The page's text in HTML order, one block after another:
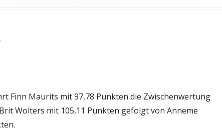
Finn Maurits mit 97,78 Punkten die Zwischenwertung
Wolters mit 105,11 Punkten gefolgt von Anneme